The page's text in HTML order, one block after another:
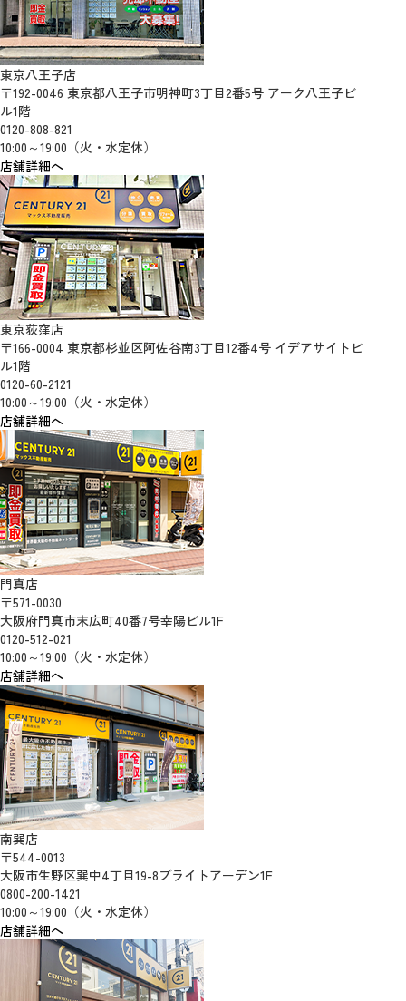
東京八王子店
〒192-0046 東京都八王子市明神町3丁目2番5号 アーク八王子ビ
ル1階
0120-808-821
10:00～19:00（火・水定休）
店舗詳細へ
東京荻窪店
〒166-0004 東京都杉並区阿佐谷南3丁目12番4号 イデアサイトビ
ル1階
0120-60-2121
10:00～19:00（火・水定休）
店舗詳細へ
門真店
〒571-0030
大阪府門真市末広町40番7号幸陽ビル1F
0120-512-021
10:00～19:00（火・水定休）
店舗詳細へ
南巽店
〒544-0013
大阪市生野区巽中4丁目19-8ブライトアーデン1F
0800-200-1421
10:00～19:00（火・水定休）
店舗詳細へ